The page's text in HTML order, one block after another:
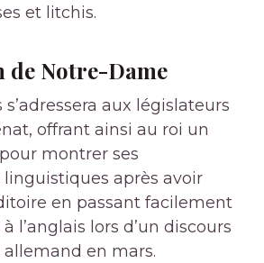
et litchis.
de Notre-Dame
aux législateurs
offrant ainsi au roi un
montrer ses
après avoir
en passant facilement
l’anglais lors d’un discours
en mars.